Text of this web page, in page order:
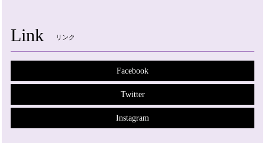
Link リンク
Facebook
Twitter
Instagram